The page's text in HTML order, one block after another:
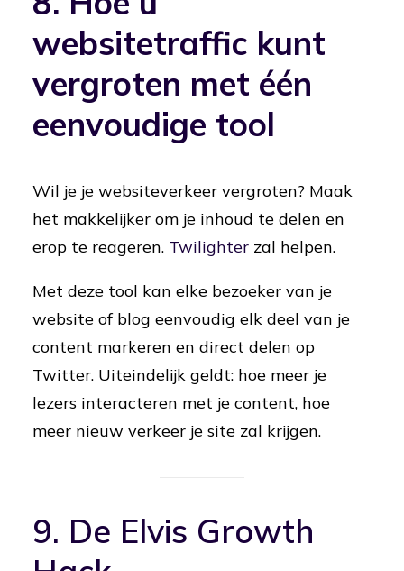
websitetraffic kunt
vergroten met één
eenvoudige tool
Wil je je websiteverkeer vergroten? Maak
het makkelijker om je inhoud te delen en
erop te reageren. Twilighter zal helpen.
Met deze tool kan elke bezoeker van je
website of blog eenvoudig elk deel van je
content markeren en direct delen op
Twitter. Uiteindelijk geldt: hoe meer je
lezers interacteren met je content, hoe
meer nieuw verkeer je site zal krijgen.
9. De Elvis Growth